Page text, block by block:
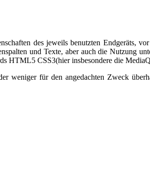
des jeweils benutzten Endgeräts,
und Texte, aber auch die Nutzung
HTML5 CSS3(hier insbesondere die
weniger für den angedachten Zweck